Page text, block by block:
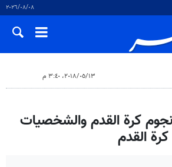
٠٨‏/٠٨‏/٢٠٢٦
١٣‏/٠٥‏/٢٠١٨، ٣:٤٠ م
كرة القدم والشخصيات
كرة القدم